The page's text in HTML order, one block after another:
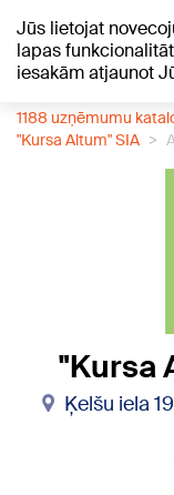
Jūs lietojat
lapas
iesakām atjaunot
+25
1188 uzņēmumu
"Kursa Altum" SIA
"Kursa
Ķelšu iela